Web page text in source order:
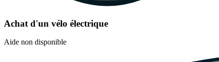
Achat d'un vélo électrique
Aide non disponible